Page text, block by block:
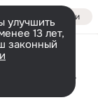
Войти
улучшить
13 лет,
законный
When Love Takes Over